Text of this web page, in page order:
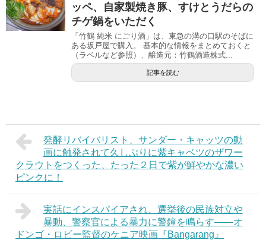
ッペ、自家製焼き豚、すけとうだらの
チゲ鍋をいただく
「竹鶴 純米 にごり酒」は、東急の溝の口駅のそばに
ある坂戸屋で購入。 基本的な情報をまとめておくと
（ラベルなど参照）、醸造元：竹鶴酒造株式...
記事を読む
発酵リバイバリスト、サンダー・キャッツの動
画に触発されて久しぶりに紫キャベツのザワー
クラウトをつくった、たった２日で紫が鮮やかな濃い
ピンクに！
実話にインスパイアされ、選挙後の民族対立や
暴動、警察官による暴力に警鐘を鳴らす――オ
ドンゴ・ロビー監督のケニア映画『Bangarang』